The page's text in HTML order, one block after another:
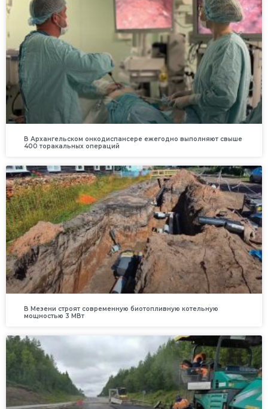
В Архангельском онкодиспансере ежегодно выполняют свыше
400 торакальных операций
В Мезени строят современную биотопливную котельную
мощностью 3 МВт